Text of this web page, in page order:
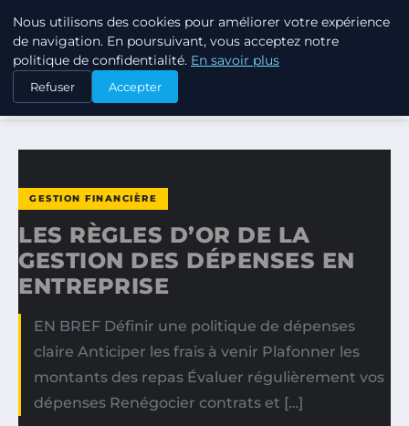
TUEZ-LES TOUS
ACCUEIL
GESTION FINANCIÈRE
LES RÈGLES D’OR DE LA GESTION DES DÉPENSES EN…
GESTION FINANCIÈRE
LES RÈGLES D’OR DE LA
GESTION DES DÉPENSES EN
ENTREPRISE
EN BREF Définir une politique de dépenses
claire Anticiper les frais à venir Plafonner les
montants des repas Évaluer régulièrement vos
dépenses Renégocier contrats et […]
Nous utilisons des cookies pour améliorer votre expérience
de navigation. En poursuivant, vous acceptez notre
politique de confidentialité. En savoir plus
Refuser Accepter